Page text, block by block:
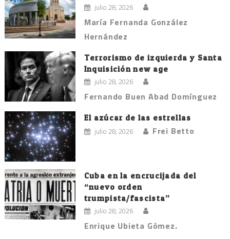
julio 28, 2026
María Fernanda González
Hernández
Terrorismo de izquierda y Santa
Inquisición new age
julio 28, 2026
Fernando Buen Abad Domínguez
El azúcar de las estrellas
julio 28, 2026 Frei Betto
Cuba en la encrucijada del
“nuevo orden
trumpista/fascista”
julio 28, 2026
Enrique Ubieta Gómez.